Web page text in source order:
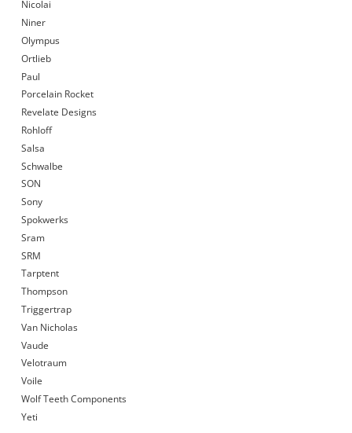
Nicolai
Niner
Olympus
Ortlieb
Paul
Porcelain Rocket
Revelate Designs
Rohloff
Salsa
Schwalbe
SON
Sony
Spokwerks
Sram
SRM
Tarptent
Thompson
Triggertrap
Van Nicholas
Vaude
Velotraum
Voile
Wolf Teeth Components
Yeti